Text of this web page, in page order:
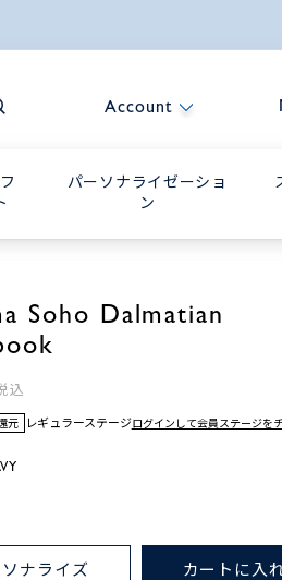
Account
ト
パーソナライゼーショ
ン
Soho Dalmatian
込
元 レギュラーステージログインして会員ステージを
ナライズ カートに入